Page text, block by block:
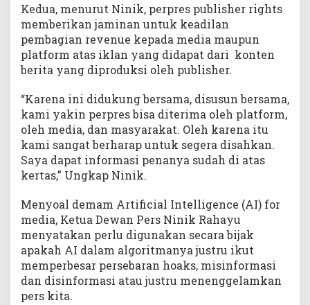
Kedua, menurut Ninik, perpres publisher rights
memberikan jaminan untuk keadilan
pembagian revenue kepada media maupun
platform atas iklan yang didapat dari konten
berita yang diproduksi oleh publisher.
“Karena ini didukung bersama, disusun bersama,
kami yakin perpres bisa diterima oleh platform,
oleh media, dan masyarakat. Oleh karena itu
kami sangat berharap untuk segera disahkan.
Saya dapat informasi penanya sudah di atas
kertas,” Ungkap Ninik.
Menyoal demam Artificial Intelligence (AI) for
media, Ketua Dewan Pers Ninik Rahayu
menyatakan perlu digunakan secara bijak
apakah AI dalam algoritmanya justru ikut
memperbesar persebaran hoaks, misinformasi
dan disinformasi atau justru menenggelamkan
pers kita.